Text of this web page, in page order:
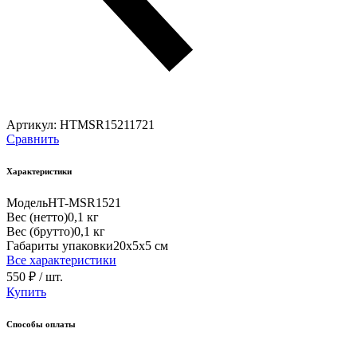
Артикул: HTMSR15211721
Сравнить
Характеристики
МодельHT-MSR1521
Вес (нетто)0,1 кг
Вес (брутто)0,1 кг
Габариты упаковки20х5х5 см
Все характеристики
550 ₽ / шт.
Купить
Способы оплаты